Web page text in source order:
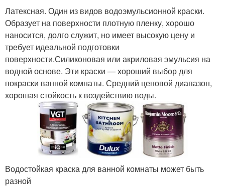
Латексная. Один из видов водоэмульсионной краски.
Образует на поверхности плотную пленку, хорошо
наносится, долго служит, но имеет высокую цену и
требует идеальной подготовки
поверхности.Силиконовая или акриловая эмульсия на
водной основе. Эти краски — хороший выбор для
покраски ванной комнаты. Средний ценовой диапазон,
хорошая стойкость к воздействию воды.
Водостойкая краска для ванной комнаты может быть
разной